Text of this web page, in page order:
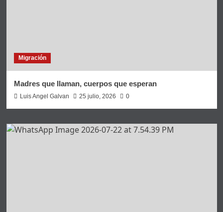
Migración
Madres que llaman, cuerpos que esperan
Luis Angel Galvan 25 julio, 2026 0